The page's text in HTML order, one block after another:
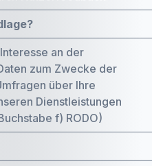
an der
zum Zwecke der
über Ihre
Dienstleistungen
f) RODO)